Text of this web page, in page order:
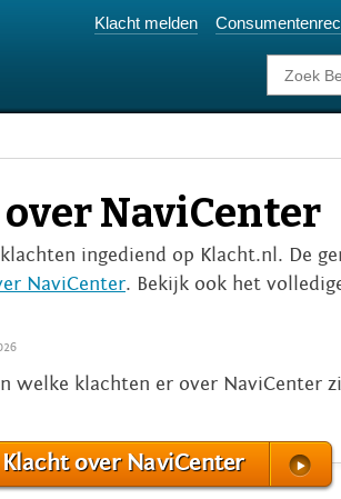
Klacht melden
NaviCenter
ingediend op Klacht.nl. De
NaviCenter. Bekijk ook het
welke klachten er over NaviCenter
over NaviCenter